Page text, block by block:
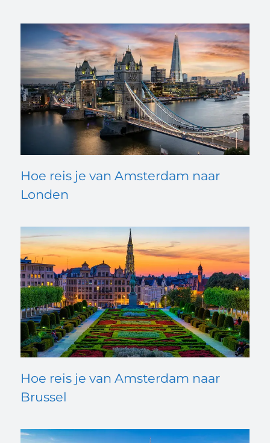
Hoe reis je van Amsterdam naar
Londen
Hoe reis je van Amsterdam naar
Brussel